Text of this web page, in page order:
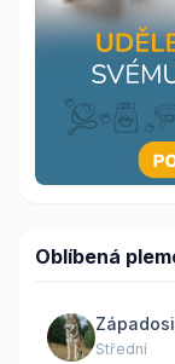
Oblíbená
Střední